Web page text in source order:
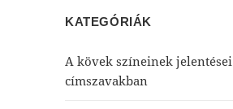
KATEGÓRIÁK
A kövek színeinek jelentései
címszavakban